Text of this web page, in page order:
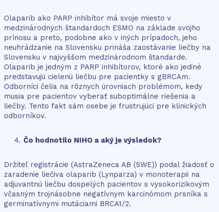
Olaparib ako PARP inhibítor má svoje miesto v
medzinárodných štandardoch ESMO na základe svojho
prínosu a preto, podobne ako v iných prípadoch, jeho
neuhrádzanie na Slovensku prináša zaostávanie liečby na
Slovensku v najvyššom medzinárodnom štandarde.
Olaparib je jedným z PARP inhibítorov, ktoré ako jediné
predstavujú cielenú liečbu pre pacientky s gBRCAm.
Odborníci čelia na rôznych úrovniach problémom, kedy
musia pre pacientov vyberať suboptimálne riešenia a
liečby. Tento fakt sám osebe je frustrujúci pre klinických
odborníkov.
Čo hodnotilo NIHO a aký je výsledok?
Držiteľ registrácie (AstraZeneca AB (SWE)) podal žiadosť o
zaradenie liečiva olaparib (Lynparza) v monoterapii na
adjuvantnú liečbu dospelých pacientov s vysokorizikovým
včasným trojnásobne negatívnym karcinómom prsníka s
germinatívnymi mutáciami BRCA1/2.